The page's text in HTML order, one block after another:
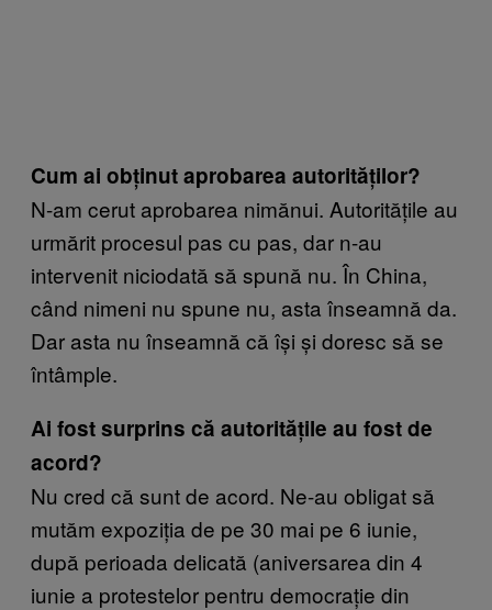
Cum ai obținut aprobarea autorităților?
N-am cerut aprobarea nimănui. Autoritățile au
urmărit procesul pas cu pas, dar n-au
intervenit niciodată să spună nu. În China,
când nimeni nu spune nu, asta înseamnă da.
Dar asta nu înseamnă că își și doresc să se
întâmple.
Ai fost surprins că autoritățile au fost de
acord?
Nu cred că sunt de acord. Ne-au obligat să
mutăm expoziția de pe 30 mai pe 6 iunie,
după perioada delicată (aniversarea din 4
iunie a protestelor pentru democrație din